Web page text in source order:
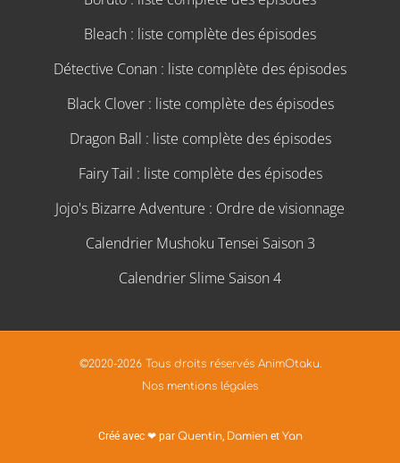
Bleach : liste complète des épisodes
Détective Conan : liste complète des épisodes
Black Clover : liste complète des épisodes
Dragon Ball : liste complète des épisodes
Fairy Tail : liste complète des épisodes
Jojo's Bizarre Adventure : Ordre de visionnage
Calendrier Mushoku Tensei Saison 3
Calendrier Slime Saison 4
©2020-2026 Tous droits réservés AnimOtaku.
Nos mentions légales
Créé avec ❤ par Quentin, Damienet Yan